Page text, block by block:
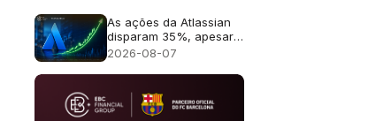
As ações da Atlassian
disparam 35%, apesar
da previsão de
2026-08-07